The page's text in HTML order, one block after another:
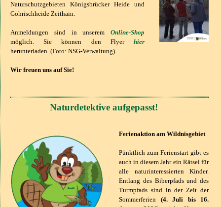
Naturschutzgebieten Königsbrücker Heide und
Gohrischheide Zeithain.
Anmeldungen sind in unserem Online-Shop
möglich. Sie können den Flyer hier
herunterladen. (Foto: NSG-Verwaltung)
Wir freuen uns auf Sie!
Naturdetektive aufgepasst!
Ferienaktion am Wildnisgebiet
Pünktlich zum Ferienstart gibt es
auch in diesem Jahr ein Rätsel für
alle naturinteressierten Kinder.
Entlang des Biberpfads und des
Turmpfads sind in der Zeit der
Sommerferien (4. Juli bis 16.